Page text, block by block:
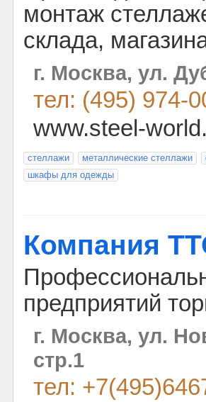
монтаж
склада,
г. Москва, ул.
тел: (495) 974-
www.steel-
стеллажи металлические стеллажи
шкафы для одежды
Компания
предприятий
г. Москва, ул.
стр.1
тел: